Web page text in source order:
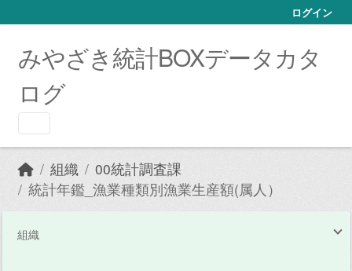
ログイン
みやざき統計BOXデータカタ
ログ
組織
00統計調査課
統計年鑑_漁業種類別漁業生産額(属人）
組織